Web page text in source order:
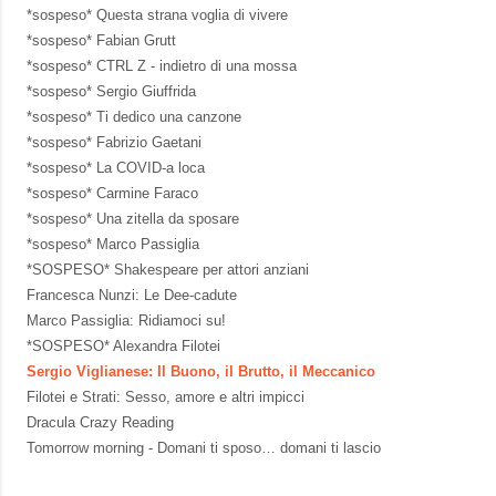
*sospeso* Questa strana voglia di vivere
*sospeso* Fabian Grutt
*sospeso* CTRL Z - indietro di una mossa
*sospeso* Sergio Giuffrida
*sospeso* Ti dedico una canzone
*sospeso* Fabrizio Gaetani
*sospeso* La COVID-a loca
*sospeso* Carmine Faraco
*sospeso* Una zitella da sposare
*sospeso* Marco Passiglia
*SOSPESO* Shakespeare per attori anziani
Francesca Nunzi: Le Dee-cadute
Marco Passiglia: Ridiamoci su!
*SOSPESO* Alexandra Filotei
Sergio Viglianese: Il Buono, il Brutto, il Meccanico
Filotei e Strati: Sesso, amore e altri impicci
Dracula Crazy Reading
Tomorrow morning - Domani ti sposo… domani ti lascio